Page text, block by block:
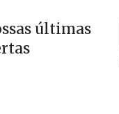
últimas